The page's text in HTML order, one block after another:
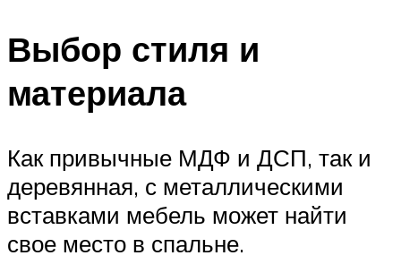
Выбор стиля и
материала
Как привычные МДФ и ДСП, так и
деревянная, с металлическими
вставками мебель может найти
свое место в спальне.